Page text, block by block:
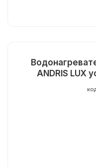
ANDRIS LUX